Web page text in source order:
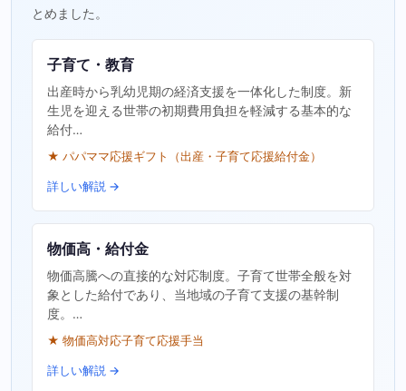
とめました。
子育て・教育
出産時から乳幼児期の経済支援を一体化した制度。新
生児を迎える世帯の初期費用負担を軽減する基本的な
給付…
★ パパママ応援ギフト（出産・子育て応援給付金）
詳しい解説 →
物価高・給付金
物価高騰への直接的な対応制度。子育て世帯全般を対
象とした給付であり、当地域の子育て支援の基幹制
度。…
★ 物価高対応子育て応援手当
詳しい解説 →